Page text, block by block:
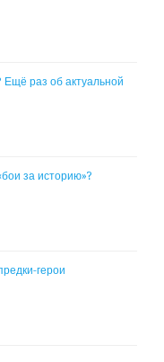
Ещё раз об актуальной
за историю»?
герои